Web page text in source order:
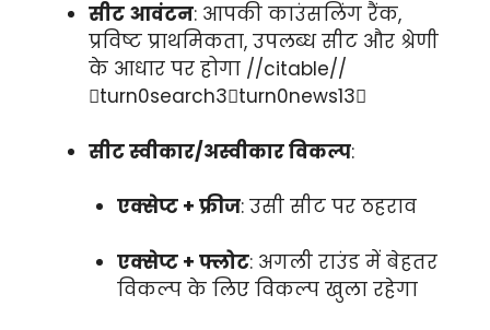
सीट आवंटन: आपकी काउंसलिंग रैंक,
प्रविष्ट प्राथमिकता, उपलब्ध सीट और श्रेणी
के आधार पर होगा //citable//
turn0search3turn0news13
सीट स्वीकार/अस्वीकार विकल्प:
एक्सेप्ट + फ्रीज: उसी सीट पर ठहराव
एक्सेप्ट + फ्लोट: अगली राउंड में बेहतर
विकल्प के लिए विकल्प खुला रहेगा